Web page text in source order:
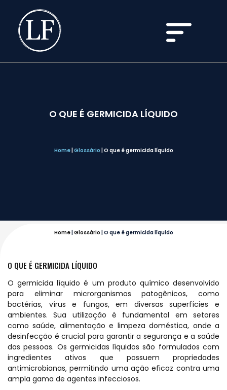
O QUE É GERMICIDA LÍQUIDO
Home| Glossário O que é germicida líquido
Home| Glossário O que é germicida líquido
O QUE É GERMICIDA LÍQUIDO
O germicida líquido é um produto químico desenvolvido
para eliminar microrganismos patogênicos, como
bactérias, vírus e fungos, em diversas superfícies e
ambientes. Sua utilização é fundamental em setores
como saúde, alimentação e limpeza doméstica, onde a
desinfecção é crucial para garantir a segurança e a saúde
das pessoas. Os germicidas líquidos são formulados com
ingredientes ativos que possuem propriedades
antimicrobianas, permitindo uma ação eficaz contra uma
ampla gama de agentes infecciosos.